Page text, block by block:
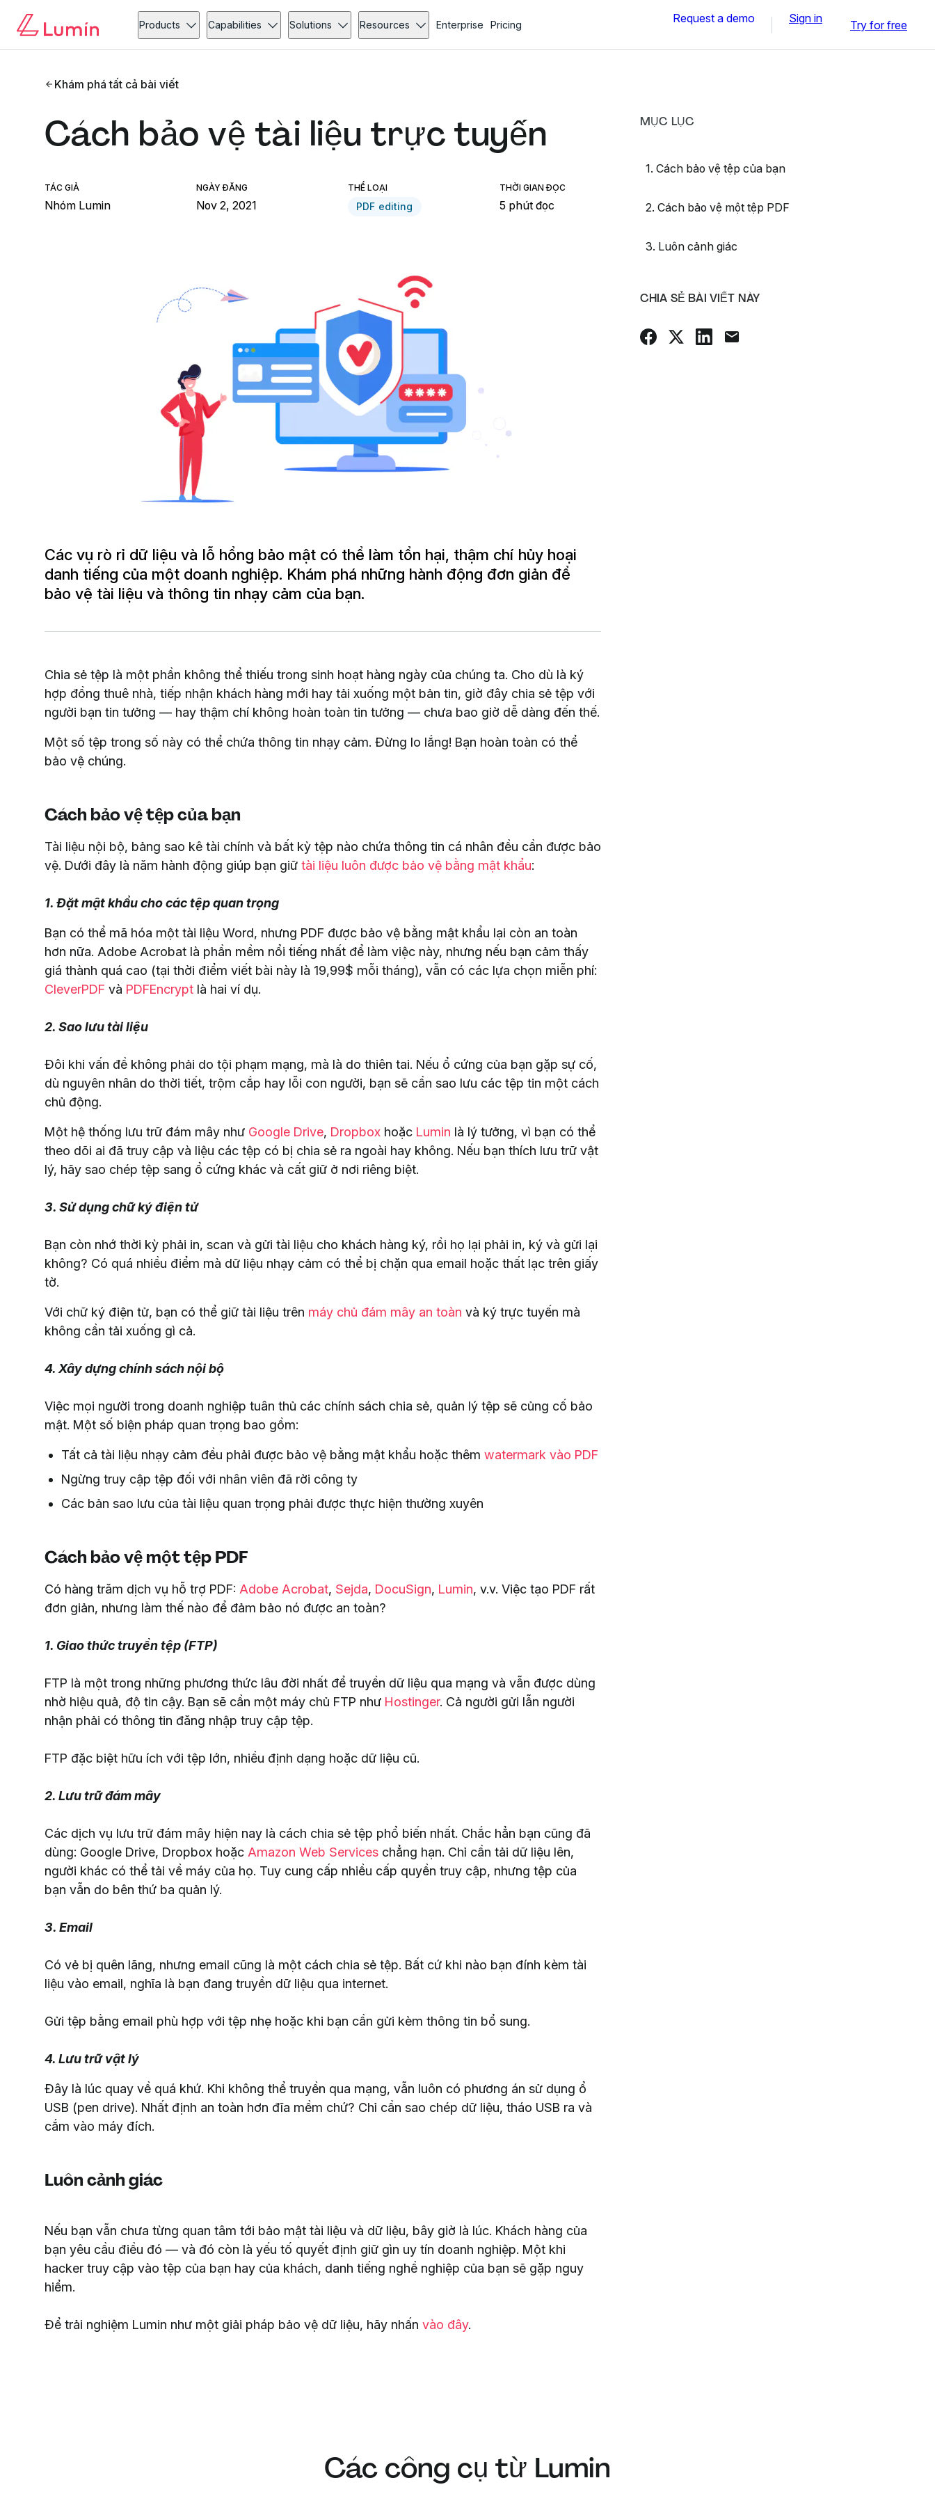
Products Capabilities Solutions Resources Enterprise Pricing Request a demo Sign in Try for free
Khám phá tất cả bài viết
Cách bảo vệ tài liệu trực tuyến
TÁC GIẢ
Nhóm Lumin
NGÀY ĐĂNG
Nov 2, 2021
THỂ LOẠI
PDF editing
THỜI GIAN ĐỌC
5 phút đọc
Các vụ rò rỉ dữ liệu và lỗ hổng bảo mật có thể làm tổn hại, thậm chí hủy hoại
danh tiếng của một doanh nghiệp. Khám phá những hành động đơn giản để
bảo vệ tài liệu và thông tin nhạy cảm của bạn.
MỤC LỤC
1. Cách bảo vệ tệp của bạn
2. Cách bảo vệ một tệp PDF
3. Luôn cảnh giác
CHIA SẺ BÀI VIẾT NÀY
Chia sẻ tệp là một phần không thể thiếu trong sinh hoạt hàng ngày của chúng ta. Cho dù là ký
hợp đồng thuê nhà, tiếp nhận khách hàng mới hay tải xuống một bản tin, giờ đây chia sẻ tệp với
người bạn tin tưởng — hay thậm chí không hoàn toàn tin tưởng — chưa bao giờ dễ dàng đến thế.
Một số tệp trong số này có thể chứa thông tin nhạy cảm. Đừng lo lắng! Bạn hoàn toàn có thể
bảo vệ chúng.
Cách bảo vệ tệp của bạn
Tài liệu nội bộ, bảng sao kê tài chính và bất kỳ tệp nào chứa thông tin cá nhân đều cần được bảo
vệ. Dưới đây là năm hành động giúp bạn giữ tài liệu luôn được bảo vệ bằng mật khẩu:
1. Đặt mật khẩu cho các tệp quan trọng
Bạn có thể mã hóa một tài liệu Word, nhưng PDF được bảo vệ bằng mật khẩu lại còn an toàn
hơn nữa. Adobe Acrobat là phần mềm nổi tiếng nhất để làm việc này, nhưng nếu bạn cảm thấy
giá thành quá cao (tại thời điểm viết bài này là 19,99$ mỗi tháng), vẫn có các lựa chọn miễn phí:
CleverPDF và PDFEncrypt là hai ví dụ.
2. Sao lưu tài liệu
Đôi khi vấn đề không phải do tội phạm mạng, mà là do thiên tai. Nếu ổ cứng của bạn gặp sự cố,
dù nguyên nhân do thời tiết, trộm cắp hay lỗi con người, bạn sẽ cần sao lưu các tệp tin một cách
chủ động.
Một hệ thống lưu trữ đám mây như Google Drive, Dropbox hoặc Lumin là lý tưởng, vì bạn có thể
theo dõi ai đã truy cập và liệu các tệp có bị chia sẻ ra ngoài hay không. Nếu bạn thích lưu trữ vật
lý, hãy sao chép tệp sang ổ cứng khác và cất giữ ở nơi riêng biệt.
3. Sử dụng chữ ký điện tử
Bạn còn nhớ thời kỳ phải in, scan và gửi tài liệu cho khách hàng ký, rồi họ lại phải in, ký và gửi lại
không? Có quá nhiều điểm mà dữ liệu nhạy cảm có thể bị chặn qua email hoặc thất lạc trên giấy
tờ.
Với chữ ký điện tử, bạn có thể giữ tài liệu trên máy chủ đám mây an toàn và ký trực tuyến mà
không cần tải xuống gì cả.
4. Xây dựng chính sách nội bộ
Việc mọi người trong doanh nghiệp tuân thủ các chính sách chia sẻ, quản lý tệp sẽ củng cố bảo
mật. Một số biện pháp quan trọng bao gồm:
Tất cả tài liệu nhạy cảm đều phải được bảo vệ bằng mật khẩu hoặc thêm watermark vào PDF
Ngừng truy cập tệp đối với nhân viên đã rời công ty
Các bản sao lưu của tài liệu quan trọng phải được thực hiện thường xuyên
Cách bảo vệ một tệp PDF
Có hàng trăm dịch vụ hỗ trợ PDF: Adobe Acrobat, Sejda, DocuSign, Lumin, v.v. Việc tạo PDF rất
đơn giản, nhưng làm thế nào để đảm bảo nó được an toàn?
1. Giao thức truyền tệp (FTP)
FTP là một trong những phương thức lâu đời nhất để truyền dữ liệu qua mạng và vẫn được dùng
nhờ hiệu quả, độ tin cậy. Bạn sẽ cần một máy chủ FTP như Hostinger. Cả người gửi lẫn người
nhận phải có thông tin đăng nhập truy cập tệp.
FTP đặc biệt hữu ích với tệp lớn, nhiều định dạng hoặc dữ liệu cũ.
2. Lưu trữ đám mây
Các dịch vụ lưu trữ đám mây hiện nay là cách chia sẻ tệp phổ biến nhất. Chắc hẳn bạn cũng đã
dùng: Google Drive, Dropbox hoặc Amazon Web Services chẳng hạn. Chỉ cần tải dữ liệu lên,
người khác có thể tải về máy của họ. Tuy cung cấp nhiều cấp quyền truy cập, nhưng tệp của
bạn vẫn do bên thứ ba quản lý.
3. Email
Có vẻ bị quên lãng, nhưng email cũng là một cách chia sẻ tệp. Bất cứ khi nào bạn đính kèm tài
liệu vào email, nghĩa là bạn đang truyền dữ liệu qua internet.
Gửi tệp bằng email phù hợp với tệp nhẹ hoặc khi bạn cần gửi kèm thông tin bổ sung.
4. Lưu trữ vật lý
Đây là lúc quay về quá khứ. Khi không thể truyền qua mạng, vẫn luôn có phương án sử dụng ổ
USB (pen drive). Nhất định an toàn hơn đĩa mềm chứ? Chỉ cần sao chép dữ liệu, tháo USB ra và
cắm vào máy đích.
Luôn cảnh giác
Nếu bạn vẫn chưa từng quan tâm tới bảo mật tài liệu và dữ liệu, bây giờ là lúc. Khách hàng của
bạn yêu cầu điều đó — và đó còn là yếu tố quyết định giữ gìn uy tín doanh nghiệp. Một khi
hacker truy cập vào tệp của bạn hay của khách, danh tiếng nghề nghiệp của bạn sẽ gặp nguy
hiểm.
Để trải nghiệm Lumin như một giải pháp bảo vệ dữ liệu, hãy nhấn vào đây.
Các công cụ từ Lumin